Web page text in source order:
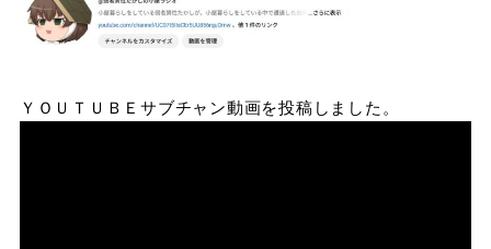
ＹＯＵＴＵＢＥサブチャン動画を投稿しました。